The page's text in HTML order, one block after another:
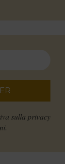
sulla privacy